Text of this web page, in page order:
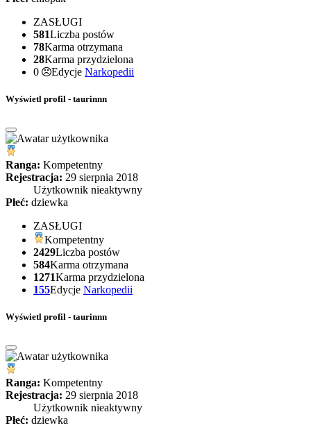
ZASŁUGI
581Liczba postów
78Karma otrzymana
28Karma przydzielona
0
Edycje Narkopedii
Wyświetl profil - taurinnn
Ranga: Kompetentny
Rejestracja: 29 sierpnia 2018
Użytkownik nieaktywny
Płeć: dziewka
ZASŁUGI
Kompetentny
2429Liczba postów
584Karma otrzymana
1271Karma przydzielona
155Edycje Narkopedii
Wyświetl profil - taurinnn
Ranga: Kompetentny
Rejestracja: 29 sierpnia 2018
Użytkownik nieaktywny
Płeć: dziewka